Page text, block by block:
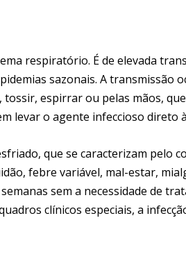
respiratório. É de elevada
sazonais. A transmissão
espirrar ou pelas mãos,
levar o agente infeccioso direto
que se caracterizam pelo
febre variável, mal-estar,
sem a necessidade de
clínicos especiais, a